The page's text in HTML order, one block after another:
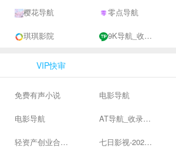
樱花导航 零点导航
琪琪影院 9K导航_收录网-网址收录-网址导航-收录网站-自助广告系统
VIP快审
免费有声小说 电影导航
电影导航 AT导航_收录网_免费收录网站_自动收录网_秒收录
轻资产创业合集、私域引流服务、抖音有效粉丝 七日影视-2024全网高清电影大全-最新最全最好看的电影电视剧网站 - 七日影视